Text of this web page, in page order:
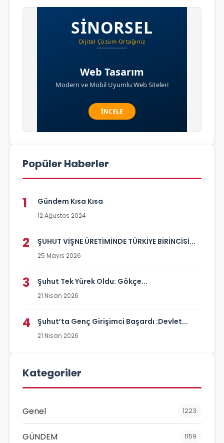
Popüler Haberler
1 Gündem Kısa Kısa
12 Ağustos 2024
2 ŞUHUT VİŞNE ÜRETİMİNDE TÜRKİYE BİRİNCİSİ...
25 Mayıs 2026
3 Şuhut Tek Yürek Oldu: Gökçe...
21 Nisan 2026
4 Şuhut’ta Genç Girişimci Başardı :Devlet...
21 Nisan 2026
Kategoriler
Genel 1223
GÜNDEM 1159